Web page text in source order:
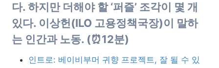
다. 하지만 더해야 할 ‘퍼즐’ 조각이 몇 개
있다. 이상헌(ILO 고용정책국장)이 말하
는 인간과 노동. (⏰12분)
인트로: 베이비부머 귀향 프로젝트, 잘 될 수 있